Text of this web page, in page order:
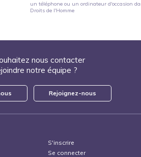
un téléphone ou un ordinateur d'occasion
Droits de l'Homme
nous contacter
notre équipe ?
Rejoignez-nous
S'inscrire
Se connecter